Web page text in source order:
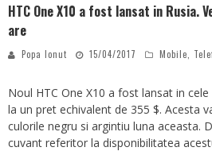
HTC One X10 a fost lansat in Rusia.
are
Popa Ionut 15/04/2017 Mobile
Noul HTC One X10 a fost lansat in
la un pret echivalent de 355 $. Acesta
culorile negru si argintiu luna aceasta.
cuvant referitor la disponibilitatea